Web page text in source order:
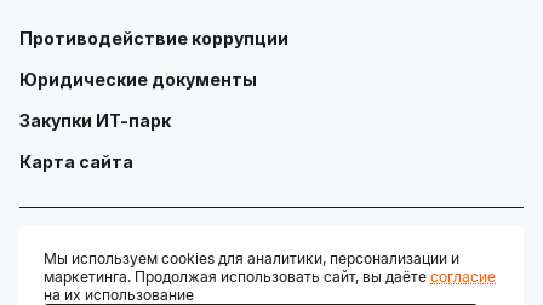
Противодействие коррупции
Юридические документы
Закупки ИТ-парк
Карта сайта
© ГАУ "Технопарк в сфере высоких технологий «ИТ-парк»"
Мы используем cookies для аналитики, персонализации и
маркетинга. Продолжая использовать сайт, вы даёте согласие
на их использование